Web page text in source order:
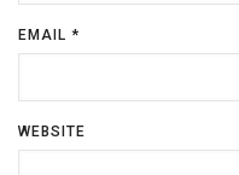
EMAIL *
WEBSITE